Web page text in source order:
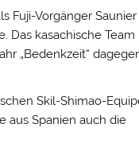
Fuji-Vorgänger Saunier
Das kasachische Team
„Bedenkzeit“
Skil-Shimao-
aus Spanien auch die